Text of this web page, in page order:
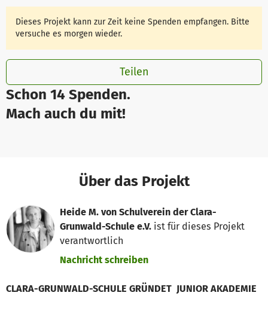
Schon 14 Spenden.
Mach auch du mit!
Dieses Projekt kann zur Zeit keine Spenden empfangen. Bitte
versuche es morgen wieder.
Teilen
Über das Projekt
Heide M. von Schulverein der Clara-
Grunwald-Schule e.V. ist für dieses Projekt
verantwortlich
Nachricht schreiben
CLARA-GRUNWALD-SCHULE GRÜNDET JUNIOR AKADEMIE